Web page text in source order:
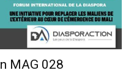
MAG 028